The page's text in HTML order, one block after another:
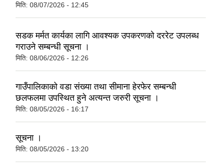
मिति: 08/07/2026 - 12:45
सडक मर्मत कार्यका लागि आवश्यक उपकरणको दररेट उपलब्ध
गराउने सम्बन्धी सूचना ।
मिति: 08/06/2026 - 12:26
गाउँपालिकाको वडा संख्या तथा सीमाना हेरफेर सम्बन्धी
छलफलमा उपस्थित हुने अत्यन्त जरुरी सूचना ।
मिति: 08/05/2026 - 16:17
सूचना ।
मिति: 08/05/2026 - 13:20